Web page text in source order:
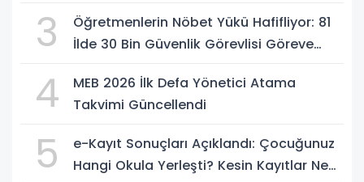
3
Öğretmenlerin Nöbet Yükü Hafifliyor: 81
İlde 30 Bin Güvenlik Görevlisi Göreve
4
MEB 2026 İlk Defa Yönetici Atama
Takvimi Güncellendi
5
e-Kayıt Sonuçları Açıklandı: Çocuğunuz
Hangi Okula Yerleşti? Kesin Kayıtlar Ne